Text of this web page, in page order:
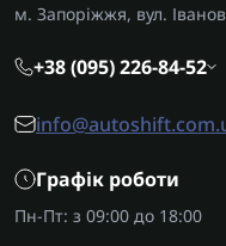
м. Запоріжжя, вул.
+38 (095) 226-84-52
Графік роботи
Пн-Пт: з 09:00 до 18:00